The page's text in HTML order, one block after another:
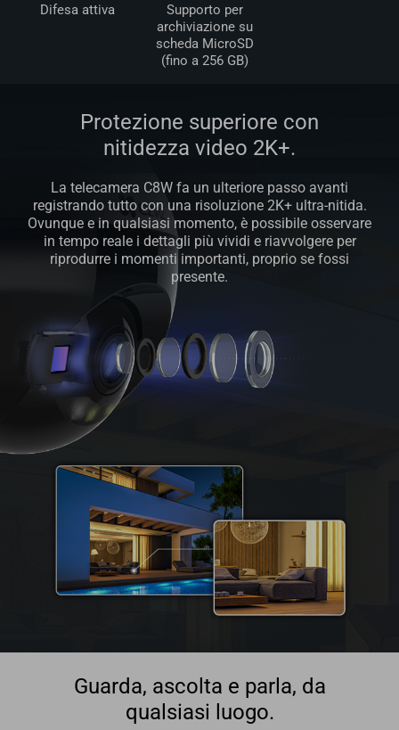
Difesa attiva
Supporto per
archiviazione su
scheda MicroSD
(fino a 256 GB)
Protezione superiore con
nitidezza video 2K+.
La telecamera C8W fa un ulteriore passo avanti
registrando tutto con una risoluzione 2K+ ultra-nitida.
Ovunque e in qualsiasi momento, è possibile osservare
in tempo reale i dettagli più vividi e riavvolgere per
riprodurre i momenti importanti, proprio se fossi
presente.
Guarda, ascolta e parla, da
qualsiasi luogo.